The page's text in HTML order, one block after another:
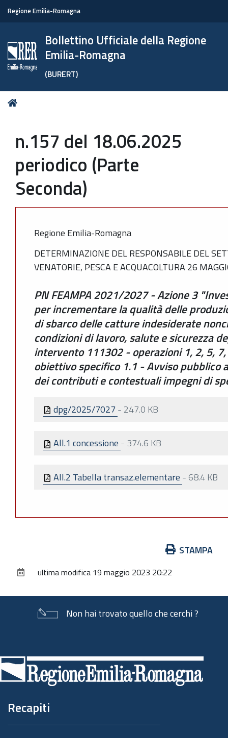
Regione Emilia-Romagna
Bollettino Ufficiale della Regione
Emilia-Romagna
(BURERT)
Tu
n.157 del 18.06.2025
periodico (Parte
Seconda)
Regione Emilia-Romagna
DETERMINAZIONE DEL RESPONSABILE DEL
VENATORIE, PESCA E ACQUACOLTURA 26
PN FEAMPA 2021/2027 - Azione 3
per incrementare la qualità delle
di sbarco delle catture indesiderate
condizioni di lavoro, salute e sicurezza
intervento 111302 - operazioni 1, 2, 5,
obiettivo specifico 1.1 - Avviso pubblico
dei contributi e contestuali impegni di
dpg/2025/7027- 247.0 KB
All.1 concessione - 374.6 KB
All.2 Tabella transaz.elementare - 68.4 KB
documento
STAMPA
ultima modifica 19 maggio 2023 20:22
Non hai trovato quello che cerchi ?
di
pagina
Recapiti